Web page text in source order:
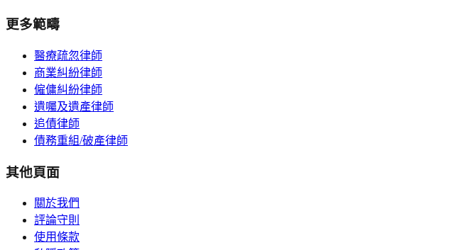
更多範疇
醫療疏忽律師
商業糾紛律師
僱傭糾紛律師
遺囑及遺產律師
追債律師
債務重組/破產律師
其他頁面
關於我們
評論守則
使用條款